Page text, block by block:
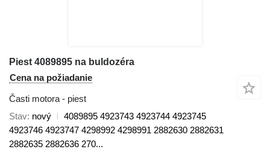
Piest 4089895 na buldozéra
Cena na požiadanie
Časti motora - piest
Stav nový
4089895 4923743 4923744 4923745
4923746 4923747 4298992 4298991 2882630 2882631
2882635 2882636 270...